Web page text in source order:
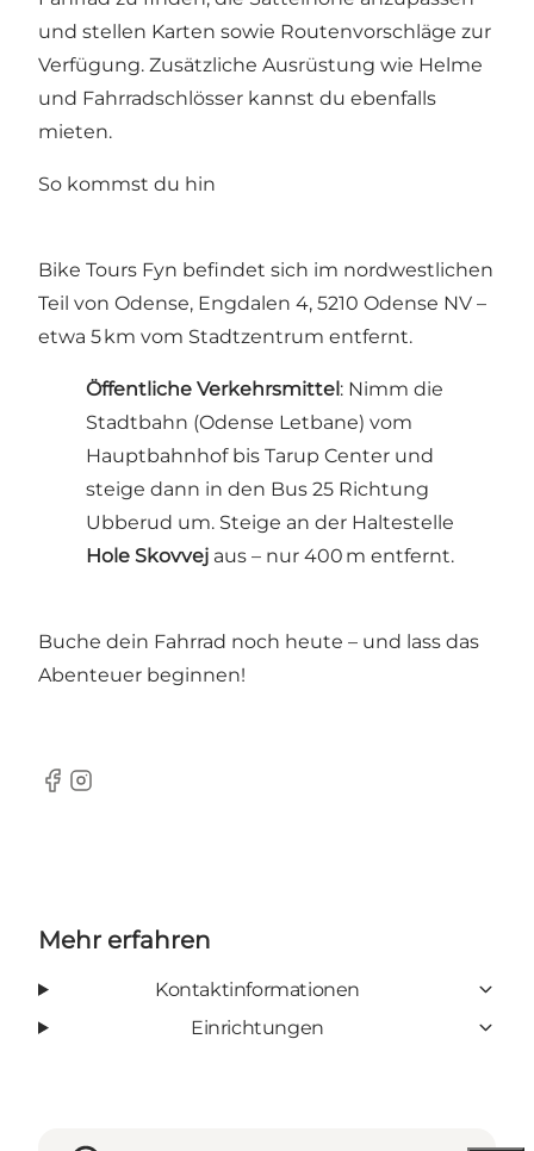
und stellen Karten sowie Routenvorschläge zur
Verfügung. Zusätzliche Ausrüstung wie Helme
und Fahrradschlösser kannst du ebenfalls
mieten.
So kommst du hin
Bike Tours Fyn befindet sich im nordwestlichen
Teil von Odense, Engdalen 4, 5210 Odense NV –
etwa 5 km vom Stadtzentrum entfernt.
Öffentliche Verkehrsmittel : Nimm die
Stadtbahn (Odense Letbane) vom
Hauptbahnhof bis Tarup Center und
steige dann in den Bus 25 Richtung
Ubberud um. Steige an der Haltestelle
Hole Skovvej aus – nur 400 m entfernt.
Buche dein Fahrrad noch heute – und lass das
Abenteuer beginnen!
Facebook
Instagram
Mehr erfahren
Kontaktinformationen
Einrichtungen